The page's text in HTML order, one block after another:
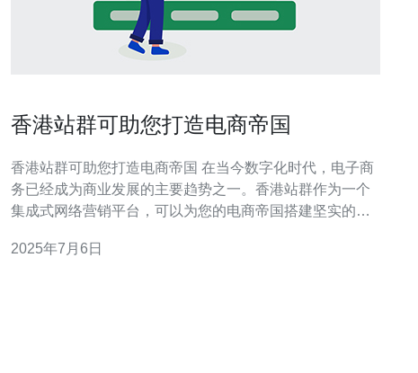
香港站群可助您打造电商帝国
香港站群可助您打造电商帝国 在当今数字化时代，电子商
务已经成为商业发展的主要趋势之一。香港站群作为一个
集成式网络营销平台，可以为您的电商帝国搭建坚实的基
全方位的网络营销解决方案。无论是网站建设、内容创
2025年7月6日